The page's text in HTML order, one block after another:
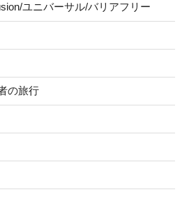
ユニバーサル/バリアフリー
の旅行